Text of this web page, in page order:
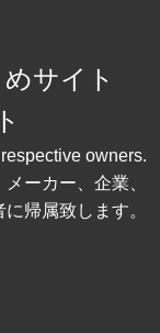
サイト
owners.
ーカー、企業、
帰属致します。